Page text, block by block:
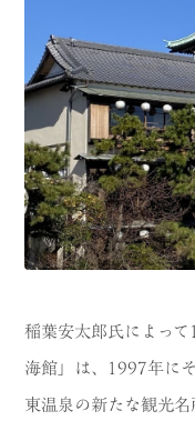
稲葉安太郎氏によっ
海館」は、1997年に
東温泉の新たな観光